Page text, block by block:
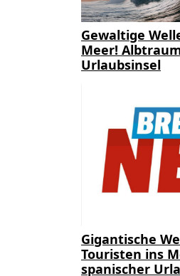
Gewaltige
Meer!
Urlaubsinsel
Gigantische
Touristen ins
spanischer